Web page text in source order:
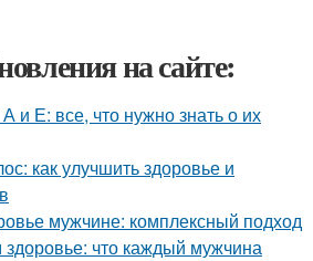
на сайте:
и Е: все, что нужно знать о их
как улучшить здоровье и
мужчине: комплексный подход
что каждый мужчина